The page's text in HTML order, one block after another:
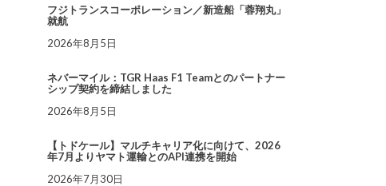
フジトランスコーポレーション／新造船「蓉翔丸」
就航
2026年8月5日
ネバーマイル：TGR Haas F1 Teamとのパートナー
シップ契約を締結しました
2026年8月5日
【トドケール】マルチキャリア化に向けて、2026
年7月よりヤマト運輸とのAPI連携を開始
2026年7月30日